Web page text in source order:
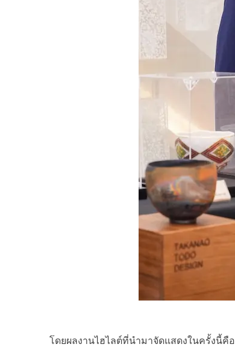
โดยผลงานไฮไลต์ที่นำมาจัดแสดงในครั้งนี้คือ